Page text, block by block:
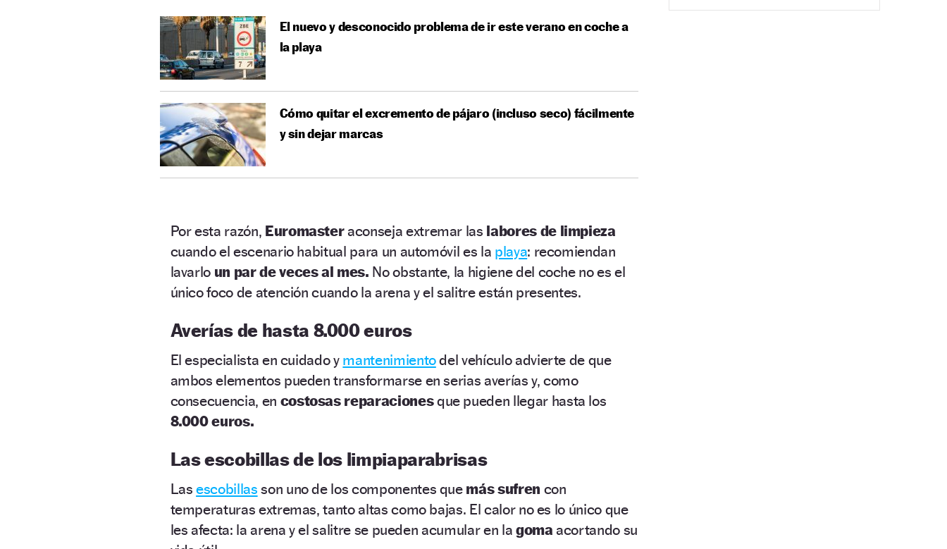
El nuevo y desconocido problema de ir este verano en coche a
la playa
Cómo quitar el excremento de pájaro (incluso seco) fácilmente
y sin dejar marcas
Por esta razón, Euromasteraconseja extremar las labores de limpieza
cuando el escenario habitual para un automóvil es la playa: recomiendan
lavarlo un par de veces al mes. No obstante, la higiene del coche no es el
único foco de atención cuando la arena y el salitre están presentes.
Averías de hasta 8.000 euros
El especialista en cuidado y mantenimientodel vehículo advierte de que
ambos elementos pueden transformarse en serias averías y, como
consecuencia, en costosas reparacionesque pueden llegar hasta los
8.000 euros.
Las escobillas de los limpiaparabrisas
Lasescobillas son uno de los componentes quemás sufren con
temperaturas extremas, tanto altas como bajas. El calor no es lo único que
les afecta: la arena y el salitre se pueden acumular en la gomaacortando su